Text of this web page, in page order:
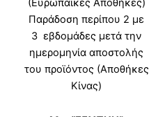
(Ευρωπαϊκές Αποθήκες)
Παράδοση περίπου 2 με
3 εβδομάδες μετά την
ημερομηνία αποστολής
του προϊόντος (Αποθήκες
Κίνας)